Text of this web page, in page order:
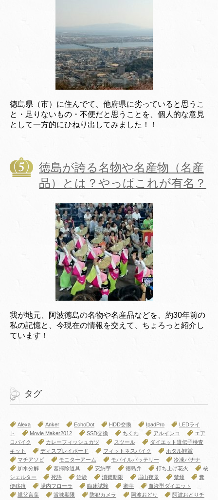
徳島県（市）に住んでて、他府県に劣っていると思うこ
と・足りないもの・不便だと思うことを、個人的な意見
として一方的にひねり出してみました！！
徳島が誇る名物や名産物（名産
品）とは？やっぱこれが有名？
我が地元、阿波徳島の名物や名産品などを、約30年前の
私の記憶と、今現在の情報を交えて、ちょろっと紹介し
ています！
タグ
Alexa Anker EchoDot HDD交換 IpadPro
LEDライ
ト
Movie Maker2012 SSD交換 ちくわ アルインコ
エア
ロバイク
カレーフィッシュカツ スツール
ダイエット遺伝子検査
キット
ディスプレイボード フィットネスバイク
ホタル観賞
マチアソビ
モニターアーム モバイルバッテリー
冷凍バナナ
加水分解
墓掃除道具 安納芋 徳島弁 打ち上げ花火
核
シェルター
死語 治験 消費期限 眉山夜景 禁煙
糞
便移殖
腸内フローラ 臨床試験 蜜芋
血液型ダイエット
親父言葉
賞味期限 防犯カメラ 阿波おどり
阿波おどりチ